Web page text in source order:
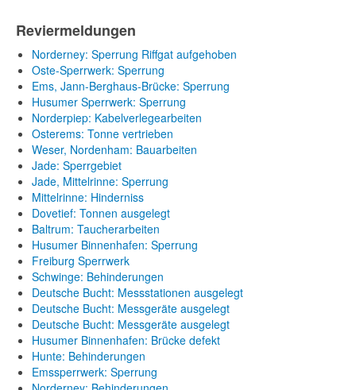
Reviermeldungen
Norderney: Sperrung Riffgat aufgehoben
Oste-Sperrwerk: Sperrung
Ems, Jann-Berghaus-Brücke: Sperrung
Husumer Sperrwerk: Sperrung
Norderpiep: Kabelverlegearbeiten
Osterems: Tonne vertrieben
Weser, Nordenham: Bauarbeiten
Jade: Sperrgebiet
Jade, Mittelrinne: Sperrung
Mittelrinne: Hinderniss
Dovetief: Tonnen ausgelegt
Baltrum: Taucherarbeiten
Husumer Binnenhafen: Sperrung
Freiburg Sperrwerk
Schwinge: Behinderungen
Deutsche Bucht: Messstationen ausgelegt
Deutsche Bucht: Messgeräte ausgelegt
Deutsche Bucht: Messgeräte ausgelegt
Husumer Binnenhafen: Brücke defekt
Hunte: Behinderungen
Emssperrwerk: Sperrung